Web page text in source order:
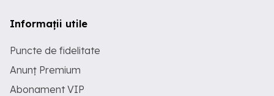
Informații utile
Puncte de fidelitate
Anunț Premium
Abonament VIP